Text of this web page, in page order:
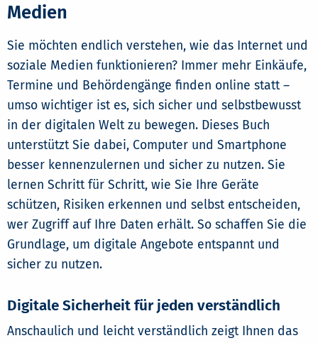
Medien
Sie möchten endlich verstehen, wie das Internet und
soziale Medien funktionieren? Immer mehr Einkäufe,
Termine und Behördengänge finden online statt –
umso wichtiger ist es, sich sicher und selbstbewusst
in der digitalen Welt zu bewegen. Dieses Buch
unterstützt Sie dabei, Computer und Smartphone
besser kennenzulernen und sicher zu nutzen. Sie
lernen Schritt für Schritt, wie Sie Ihre Geräte
schützen, Risiken erkennen und selbst entscheiden,
wer Zugriff auf Ihre Daten erhält. So schaffen Sie die
Grundlage, um digitale Angebote entspannt und
sicher zu nutzen.
Digitale Sicherheit für jeden verständlich
Anschaulich und leicht verständlich zeigt Ihnen das